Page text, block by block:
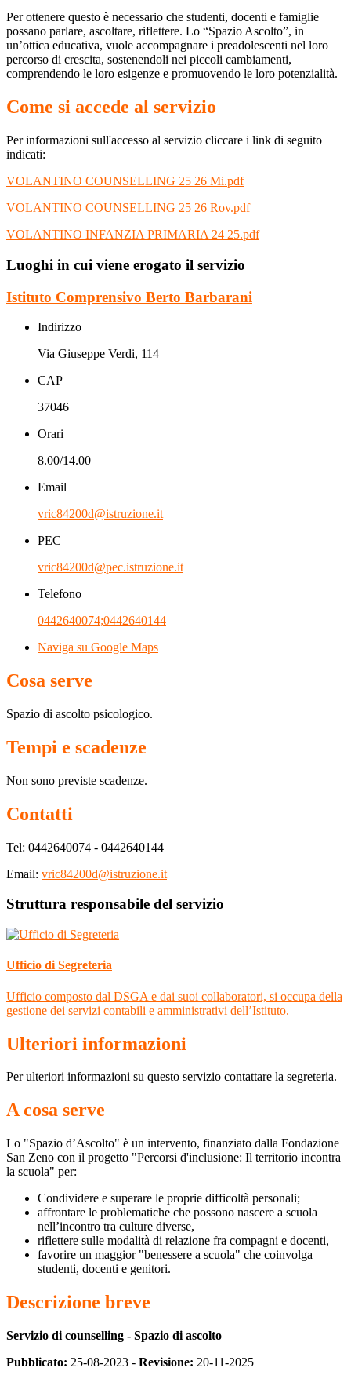
Per ottenere questo è necessario che studenti, docenti e famiglie
possano parlare, ascoltare, riflettere. Lo “Spazio Ascolto”, in
un’ottica educativa, vuole accompagnare i preadolescenti nel loro
percorso di crescita, sostenendoli nei piccoli cambiamenti,
comprendendo le loro esigenze e promuovendo le loro potenzialità.
Come si accede al servizio
Per informazioni sull'accesso al servizio cliccare i link di seguito
indicati:
VOLANTINO COUNSELLING 25 26 Mi.pdf
VOLANTINO COUNSELLING 25 26 Rov.pdf
VOLANTINO INFANZIA PRIMARIA 24 25.pdf
Luoghi in cui viene erogato il servizio
Istituto Comprensivo Berto Barbarani
Indirizzo
Via Giuseppe Verdi, 114
CAP
37046
Orari
8.00/14.00
Email
vric84200d@istruzione.it
PEC
vric84200d@pec.istruzione.it
Telefono
0442640074;0442640144
Naviga su Google Maps
Cosa serve
Spazio di ascolto psicologico.
Tempi e scadenze
Non sono previste scadenze.
Contatti
Tel: 0442640074 - 0442640144
Email: vric84200d@istruzione.it
Struttura responsabile del servizio
Ufficio di Segreteria
Ufficio composto dal DSGA e dai suoi collaboratori, si occupa della
gestione dei servizi contabili e amministrativi dell’Istituto.
Ulteriori informazioni
Per ulteriori informazioni su questo servizio contattare la segreteria.
A cosa serve
Lo "Spazio d’Ascolto" è un intervento, finanziato dalla Fondazione
San Zeno con il progetto "Percorsi d'inclusione: Il territorio incontra
la scuola" per:
Condividere e superare le proprie difficoltà personali;
affrontare le problematiche che possono nascere a scuola
nell’incontro tra culture diverse,
riflettere sulle modalità di relazione fra compagni e docenti,
favorire un maggior "benessere a scuola" che coinvolga
studenti, docenti e genitori.
Descrizione breve
Servizio di counselling - Spazio di ascolto
Pubblicato: 25-08-2023 - Revisione: 20-11-2025